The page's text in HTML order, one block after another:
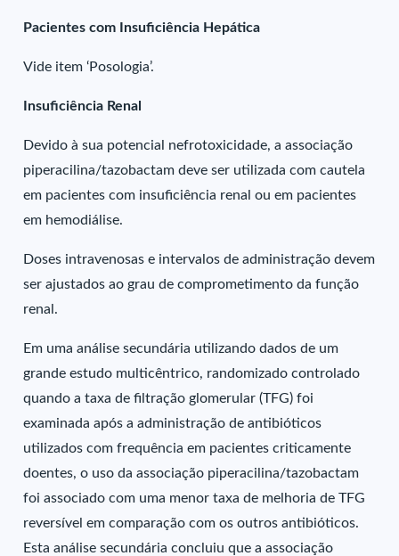
Pacientes com Insuficiência Hepática
Vide item ‘Posologia’.
Insuficiência Renal
Devido à sua potencial nefrotoxicidade, a associação
piperacilina/tazobactam deve ser utilizada com cautela
em pacientes com insuficiência renal ou em pacientes
em hemodiálise.
Doses intravenosas e intervalos de administração devem
ser ajustados ao grau de comprometimento da função
renal.
Em uma análise secundária utilizando dados de um
grande estudo multicêntrico, randomizado controlado
quando a taxa de filtração glomerular (TFG) foi
examinada após a administração de antibióticos
utilizados com frequência em pacientes criticamente
doentes, o uso da associação piperacilina/tazobactam
foi associado com uma menor taxa de melhoria de TFG
reversível em comparação com os outros antibióticos.
Esta análise secundária concluiu que a associação